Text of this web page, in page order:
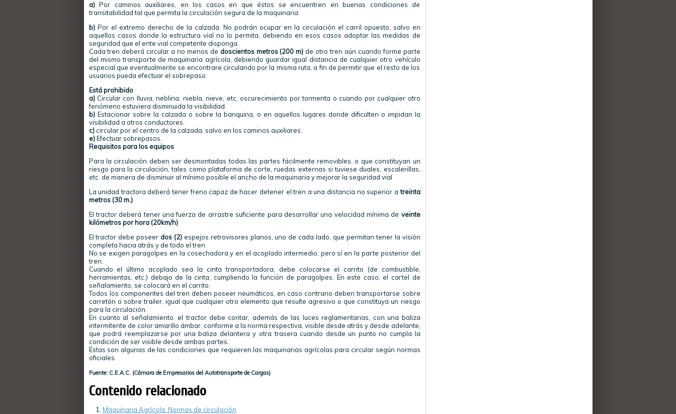
a)Por caminos auxiliares, en los casos en que éstos se encuentren en buenas condiciones de
transitabilidadtal que permita la circulación segura de la maquinaria.
b)Por el extremo derecho de la calzada. No podrán ocupar en la circulación el carril opuesto, salvo en
aquellos casos donde la estructura vial no lo permita, debiendo en esos casos adoptar las medidas de
seguridad que el ente vial competente disponga.
Cada tren deberá circular a no menos de doscientos metros (200 m) de otro tren aún cuando forme parte
del mismo transporte de maquinaria agrícola, debiendo guardar igual distancia de cualquier otro vehículo
especial que eventualmente se encontrare circulando por la misma ruta, a fin de permitir que el resto de los
usuarios pueda efectuar el sobrepaso.
Está prohibido
a)Circular con lluvia, neblina, niebla, nieve, etc, oscurecimiento por tormenta o cuando por cualquier otro
fenómeno estuviera disminuida la visibilidad.
b)Estacionar sobre la calzada o sobre la banquina , o en aquellos lugares donde dificulten o impidan la
visibilidad a otros conductores.
c)circular por el centro de la calzada, salvo en los caminos auxiliares.
e)Efectuarsobrepasos
Requisitos para los equipos
Para la circulación deben ser desmontadas todas las partes fácilmenteremovibles , o que constituyan un
riesgo para la circulación, tales como plataforma de corte, ruedas externas si tuviese duales, escalerillas,
etc. de manera de disminuir al mínimo posible el ancho de la maquinaria y mejorar la seguridad vial
La unidad tractora deberá tener freno capaz de hacer detener el tren a una distancia no superior atreinta
metros (30 m.)
El tractor deberá tener una fuerza de arrastre suficiente para desarrollar una velocidad mínima de veinte
kilómetros por hora (20km/h)
El tractor debe poseerdos (2)espejos retrovisores planos, uno de cada lado, que permitan tener la visión
completa hacia atrás y de todo el tren.
No se exigen paragolpes en la cosechadora y en el acoplado intermedio, pero sí en la parte posterior del
tren.
Cuando el último acoplado sea la cinta transportadora, debe colocarse el carrito (de combustible,
herramientas, etc.) debajo de la cinta, cumpliendo la función deparagolpes . En este caso, el cartel de
señalamiento, se colocará en el carrito
Todos los componentes del tren deben poseer neumáticos, en caso contrario deben transportarse sobre
carretón o sobretrailer, igual que cualquier otro elemento que resulte agresivo o que constituya un riesgo
para la circulación.
En cuanto al señalamiento, el tractor debe contar, además de las luces reglamentarias, con una baliza
intermitente de color amarillo ámbar, conforme a la norma respectiva, visible desde atrás y desde adelante,
que podrá reemplazarse por una baliza delantera y otra trasera cuando desde un punto no cumpla la
condición de ser visible desde ambas partes.
Éstas son algunas de las condiciones que requieren las maquinarias agrícolas para circular según normas
oficiales.
Fuente: C.E.A.C. (Cámara de Empresarios del Autotransportede Cargas)
Contenido relacionado
Maquinaria Agrícola. Normas de circulación